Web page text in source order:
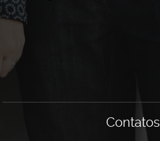
Contatos